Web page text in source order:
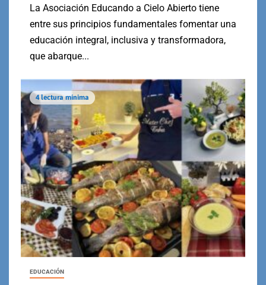
La Asociación Educando a Cielo Abierto tiene
entre sus principios fundamentales fomentar una
educación integral, inclusiva y transformadora,
que abarque...
4 lectura mínima
EDUCACIÓN